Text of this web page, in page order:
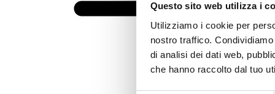
Questo sito web utilizza i
Utilizziamo i cookie per
nostro traffico.
di analisi dei dati web,
che hanno raccolto dal tuo